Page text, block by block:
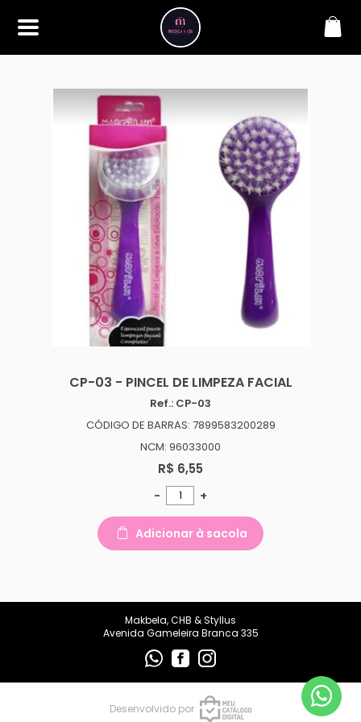
Bem-vindo à Makbela, CHB &
Styllus, sua fonte confiável de
maquiagens e acessórios de
alta qualidade. Somos
apaixonados por realçar a
beleza de nossos clientes,
oferecendo uma ampla gama
de produtos que inspiram
confiança e criatividade. Desde
os últimos lançamentos em
maquiagem até os acessórios
mais elegantes, estamos aqui
para ajudá-lo a alcançar seu
visual dos sonhos. Explore nossa
seleção cuidadosamente
selecionada e descubra como a
beleza se torna uma expressão
única conosco.
makbelachb@gmail.com
CP-03 - PINCEL DE LIMPEZA FACIAL
Ref.: CP-03
CÓDIGO DE BARRAS: 7899583200289
NCM: 96033000
R$ 6,55
- +
Adicionar à sacola
Makbela, CHB & Styllus
Avenida Gameleira Branca 335
Desenvolvido por